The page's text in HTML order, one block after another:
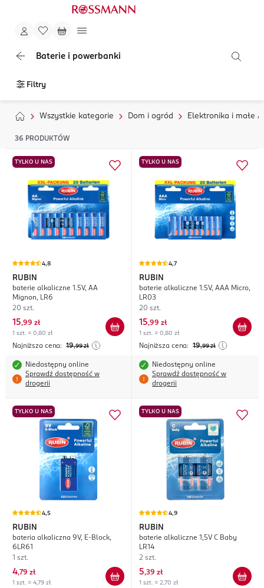
Baterie i powerbanki
Filtry
Wszystkie kategorie Dom i ogród Elektronika i małe
36 PRODUKTÓW
TYLKO U NAS
4,8
RUBIN
baterie alkaliczne 1.5V, AA
Mignon, LR6
20 szt.
15,99 zł
1 szt. = 0,80 zł
Najniższa cena: 19,99 zł
Niedostępny online
Sprawdź dostępność w
drogerii
TYLKO U NAS
4,7
RUBIN
baterie alkaliczne 1.5V, AAA Micro,
LR03
20 szt.
15,99 zł
1 szt. = 0,80 zł
Najniższa cena: 19,99 zł
Niedostępny online
Sprawdź dostępność w
drogerii
TYLKO U NAS
4,5
RUBIN
bateria alkaliczna 9V, E-Block,
6LR61
1 szt.
4,79 zł
1 szt. = 4,79 zł
TYLKO U NAS
4,9
RUBIN
baterie alkaliczne 1,5V C Baby
LR14
2 szt.
5,39 zł
1 szt. = 2,70 zł